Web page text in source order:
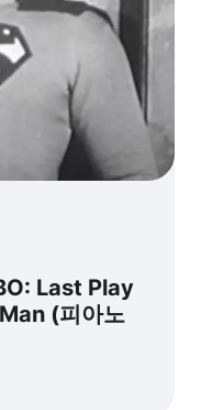
Last Play
(피아노